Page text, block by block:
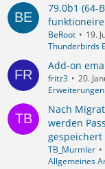
79.0b1 (64-
BeRoot
19.
Thunderbirds
Add-on
fritz3
20.
Erweiterungen
Nach
werden
gespeichert
TB_Murmler
Allgemeines